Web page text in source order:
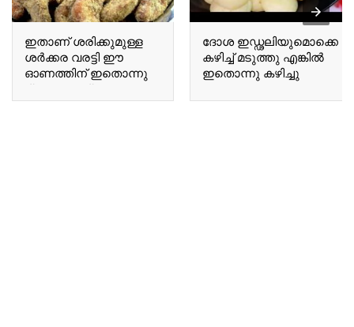
ഇതാണ് ശരിക്കുമുള്ള
ശർക്കര വരട്ടി ഈ
ഓണത്തിന് ഇതൊന്നു
This is the authentic
ദോശ ഇഡ്ഢലിയുമൊക്കെ
കഴിച്ച് മടുത്തു എങ്കിൽ
ഇതൊന്നു കഴിച്ചു
of eating dosa and idli,